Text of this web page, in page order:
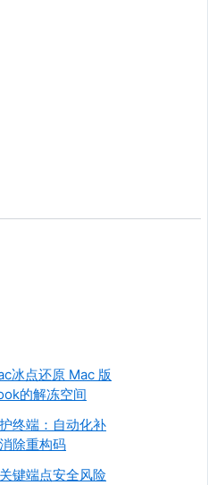
冰点还原 Mac 版
的解冻空间
终端：自动化补
除重构码
键端点安全风险